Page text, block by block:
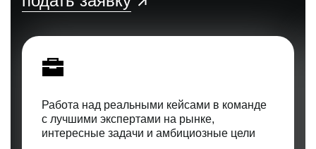
Работа над реальными кейсами в команде
с лучшими экспертами на рынке,
интересные задачи и амбициозные цели